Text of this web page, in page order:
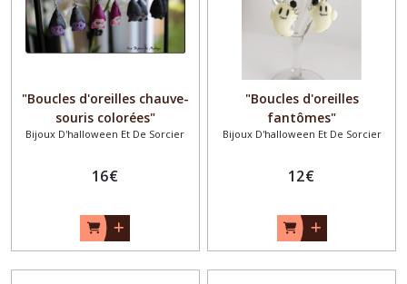
"Boucles d'oreilles chauve-
souris colorées"
Bijoux D'halloween Et De Sorcier
16€
"Boucles d'oreilles
fantômes"
Bijoux D'halloween Et De Sorcier
12€